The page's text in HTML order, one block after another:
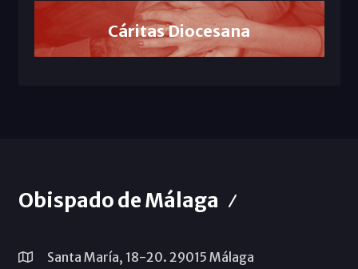
Cáritas Diocesana
Obispado de Málaga
Santa María, 18-20. 29015 Málaga